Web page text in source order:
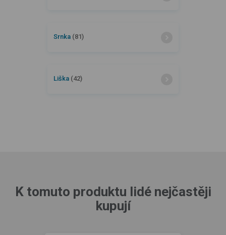
Srnka (81)
Liška (42)
K tomuto produktu lidé nejčastěji
kupují